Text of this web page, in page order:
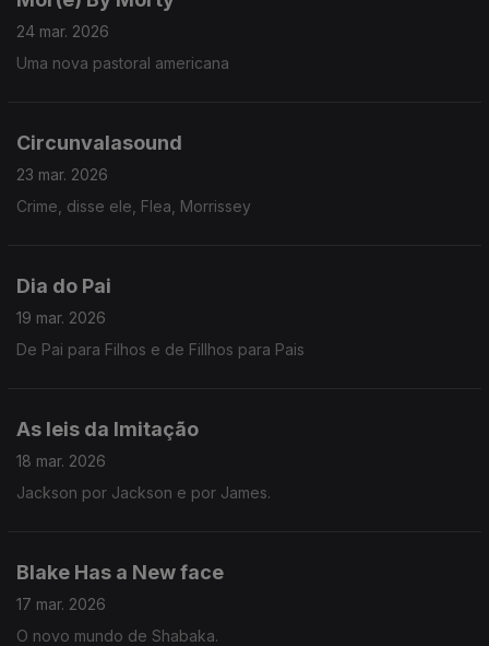
24 mar. 2026
Uma nova pastoral americana
Circunvalasound
23 mar. 2026
Crime, disse ele, Flea, Morrissey
Dia do Pai
19 mar. 2026
De Pai para Filhos e de Fillhos para Pais
As leis da Imitação
18 mar. 2026
Jackson por Jackson e por James.
Blake Has a New face
17 mar. 2026
O novo mundo de Shabaka.